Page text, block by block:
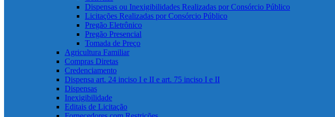
Dispensas ou Inexigibilidades Realizadas por Consórcio Público
Licitações Realizadas por Consórcio Público
Pregão Eletrônico
Pregão Presencial
Tomada de Preço
Agricultura Familiar
Compras Diretas
Credenciamento
Dispensa art. 24 inciso I e II e art. 75 inciso I e II
Dispensas
Inexigibilidade
Editais de Licitação